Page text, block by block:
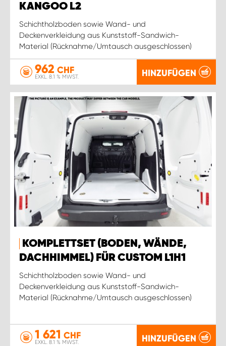
KANGOO L2
Schichtholzboden sowie Wand- und
Deckenverkleidung aus Kunststoff-Sandwich-
Material (Rücknahme/Umtausch ausgeschlossen)
962 CHF
EXKL. 8.1 % MWST. HINZUFÜGEN
KOMPLETTSET (BODEN, WÄNDE,
DACHHIMMEL) FÜR CUSTOM L1H1
Schichtholzboden sowie Wand- und
Deckenverkleidung aus Kunststoff-Sandwich-
Material (Rücknahme/Umtausch ausgeschlossen)
1 621 CHF
EXKL. 8.1 % MWST. HINZUFÜGEN